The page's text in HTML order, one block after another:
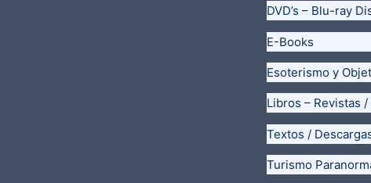
DVD’s – Blu-ray
E-Books
Esoterismo y
Libros – Revistas
Textos /
Turismo